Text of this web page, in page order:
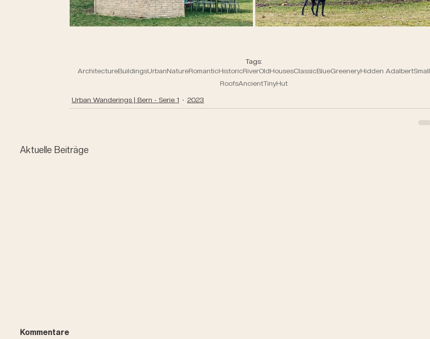
Tags:
ArchitectureBuildingsUrbanNatureRomanticHistoricRiverOldHousesClassicBlueGreeneryHidden AdalbertSmall
RoofsAncientTinyHut
Urban Wanderings | Bern - Serie 1 2023
Aktuelle Beiträge
Kommentare